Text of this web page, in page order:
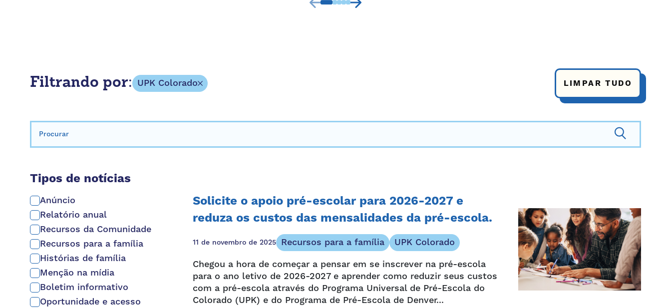
Filtrando por: UPK Colorado LIMPAR TUDO
Procurar:
Tipos de notícias
Anúncio
Relatório anual
Recursos da Comunidade
Recursos para a família
Histórias de família
Menção na mídia
Boletim informativo
Oportunidade e acesso
Solicite o apoio pré-escolar para 2026-2027 e
reduza os custos das mensalidades da pré-escola.
11 de novembro de 2025 Recursos para a família
UPK Colorado
Chegou a hora de começar a pensar em se inscrever na pré-escola
para o ano letivo de 2026-2027 e aprender como reduzir seus custos
com a pré-escola através do Programa Universal de Pré-Escola do
Colorado (UPK) e do Programa de Pré-Escola de Denver...